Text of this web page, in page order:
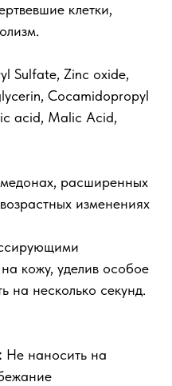
клетки,
Sulfate, Zinc oxide,
Cocamidopropyl
acid, Malic Acid,
расширенных
изменениях
кожу, уделив особое
на несколько секунд.
Не наносить на